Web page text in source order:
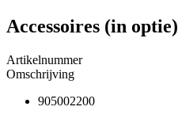
Accessoires (in optie)
Artikelnummer
Omschrijving
905002200